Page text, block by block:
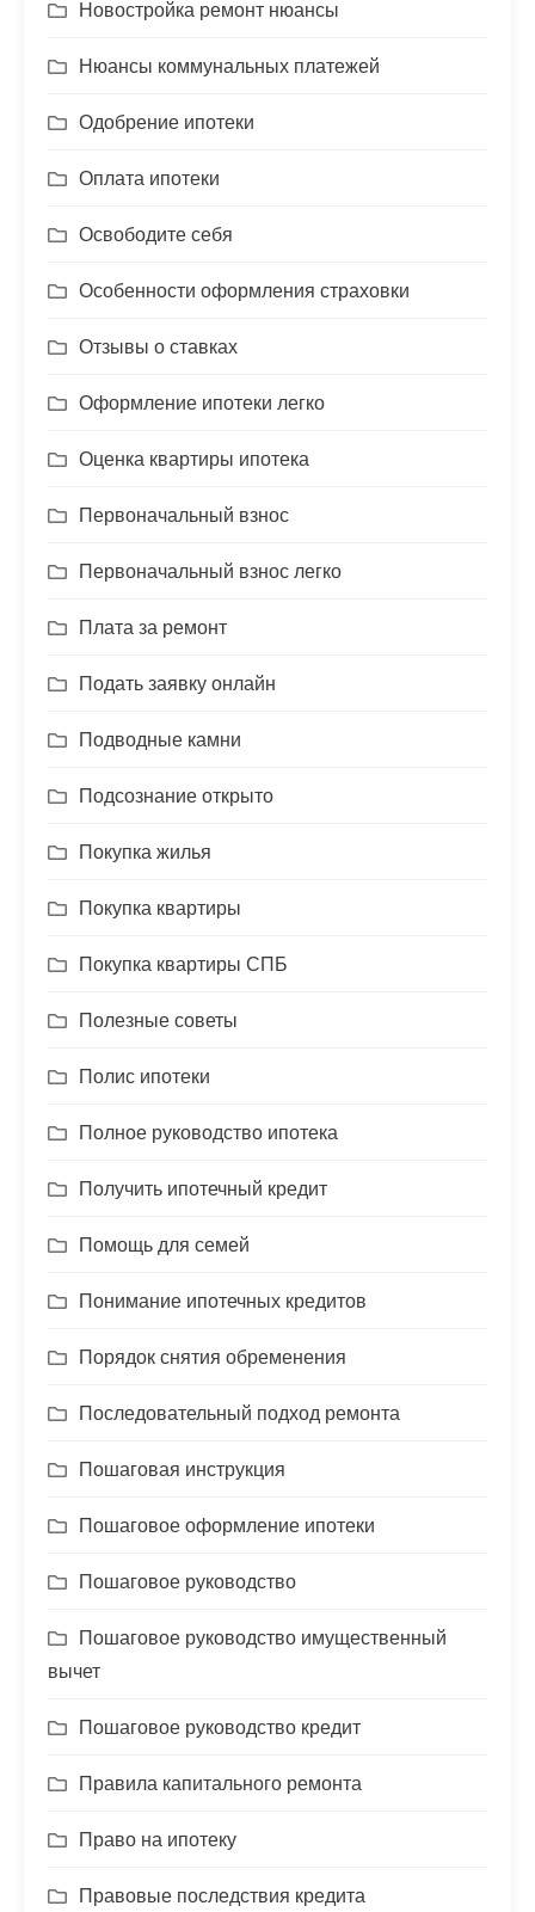
Новостройка ремонт нюансы
Нюансы коммунальных платежей
Одобрение ипотеки
Оплата ипотеки
Освободите себя
Особенности оформления страховки
Отзывы о ставках
Оформление ипотеки легко
Оценка квартиры ипотека
Первоначальный взнос
Первоначальный взнос легко
Плата за ремонт
Подать заявку онлайн
Подводные камни
Подсознание открыто
Покупка жилья
Покупка квартиры
Покупка квартиры СПБ
Полезные советы
Полис ипотеки
Полное руководство ипотека
Получить ипотечный кредит
Помощь для семей
Понимание ипотечных кредитов
Порядок снятия обременения
Последовательный подход ремонта
Пошаговая инструкция
Пошаговое оформление ипотеки
Пошаговое руководство
Пошаговое руководство имущественный
вычет
Пошаговое руководство кредит
Правила капитального ремонта
Право на ипотеку
Правовые последствия кредита